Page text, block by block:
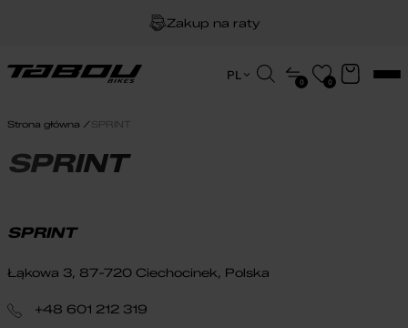
Zakup na raty
Dożywotnia gwarancja na ramę
PL
Wyszukiwarka
produktów
0 0
Strona główna SPRINT
SPRINT
SPRINT
Łąkowa 3, 87-720 Ciechocinek, Polska
+48 601 212 319